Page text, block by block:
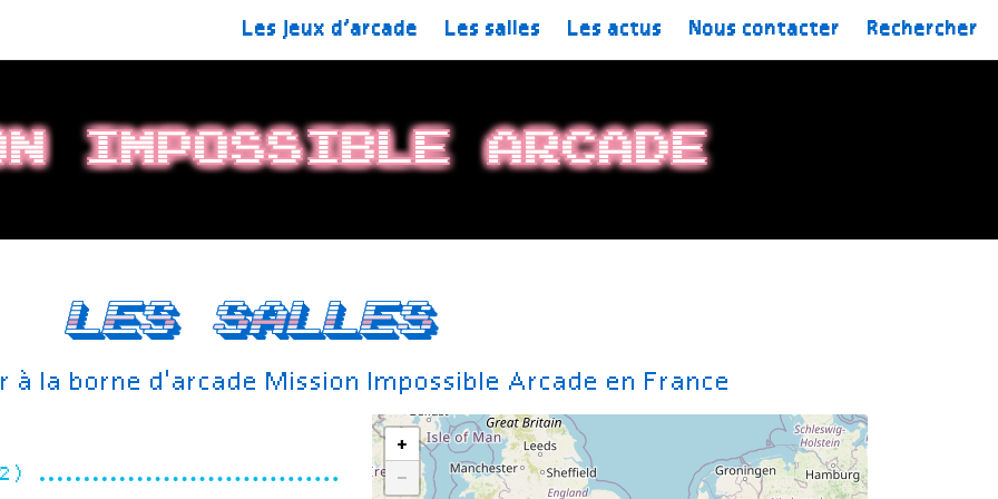
Les jeux d’arcade Les salles Les actus Nous contacter Rechercher
Impossible Arcade
Les salles
à la borne d'arcade Mission Impossible Arcade en France
+
−